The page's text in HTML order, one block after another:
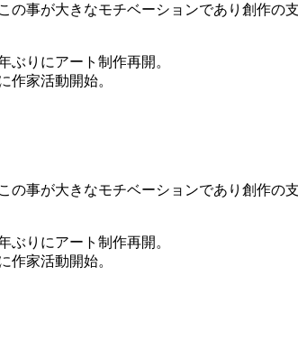
事が大きなモチベーションであり創作の
ぶりにアート制作再開。
作家活動開始。
事が大きなモチベーションであり創作の
ぶりにアート制作再開。
作家活動開始。